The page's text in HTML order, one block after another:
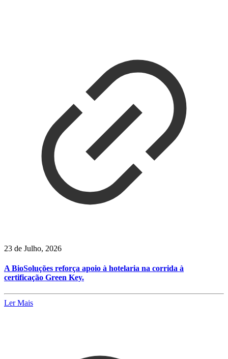
23 de Julho, 2026
A BioSoluções reforça apoio à hotelaria na corrida à
certificação Green Key.
Ler Mais